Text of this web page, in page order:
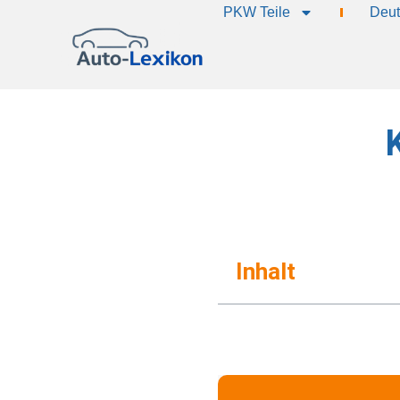
PKW Teile
Inhalt